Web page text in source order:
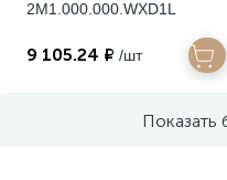
2M1.000.000.WXD1L
9 105.24 ₽ /шт
Показать